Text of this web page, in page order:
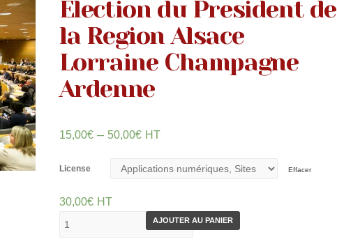
Election du President de
la Region Alsace
Lorraine Champagne
Ardenne
15,00€– 50,00€ HT
License Effacer
30,00€ HT
AJOUTER AU PANIER